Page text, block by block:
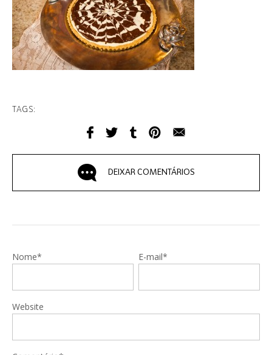
TAGS:
DEIXAR COMENTÁRIOS
Nome* E-mail*
Website